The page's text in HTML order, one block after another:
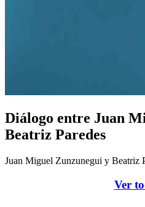
Diálogo entre Juan
Beatriz Paredes
Juan Miguel Zunzunegui y Beatriz
Ver